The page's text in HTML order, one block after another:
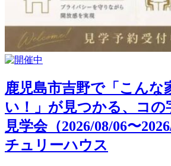
鹿児島市吉野で「こんな
い！」が見つかる、コの
見学会（2026/08/06〜
チュリーハウス